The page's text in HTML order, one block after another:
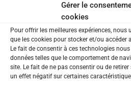
Gérer le
cookies
Pour offrir les meilleures expériences,
que les cookies pour stocker et/ou accéder
Le fait de consentir à ces technologies
données telles que le comportement de
site. Le fait de ne pas consentir ou de
un effet négatif sur certaines
Province de Namur – Liste
octobre 2023
29 octobre 2023
Lire la suite »